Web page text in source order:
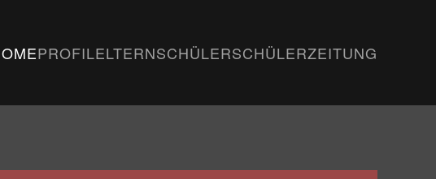
PROFILELTERNSCHÜLERSCHÜLERZEITUNG